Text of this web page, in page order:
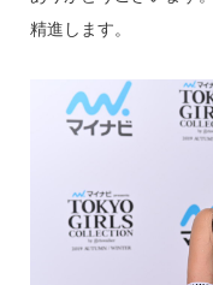
精進します。